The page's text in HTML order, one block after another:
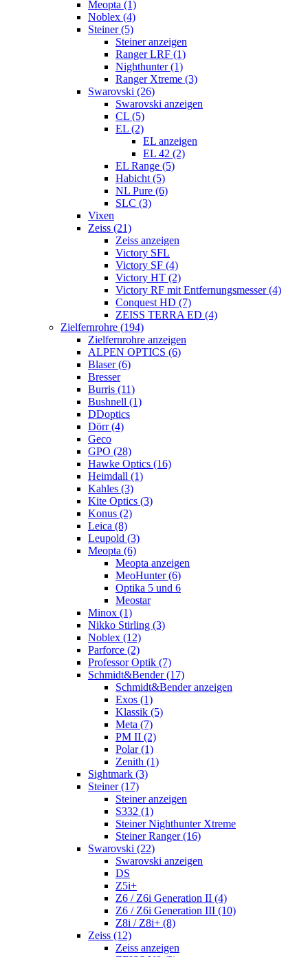
Meopta (1)
Noblex (4)
Steiner (5)
Steiner anzeigen
Ranger LRF (1)
Nighthunter (1)
Ranger Xtreme (3)
Swarovski (26)
Swarovski anzeigen
CL (5)
EL (2)
EL anzeigen
EL 42 (2)
EL Range (5)
Habicht (5)
NL Pure (6)
SLC (3)
Vixen
Zeiss (21)
Zeiss anzeigen
Victory SFL
Victory SF (4)
Victory HT (2)
Victory RF mit Entfernungsmesser (4)
Conquest HD (7)
ZEISS TERRA ED (4)
Zielfernrohre (194)
Zielfernrohre anzeigen
ALPEN OPTICS (6)
Blaser (6)
Bresser
Burris (11)
Bushnell (1)
DDoptics
Dörr (4)
Geco
GPO (28)
Hawke Optics (16)
Heimdall (1)
Kahles (3)
Kite Optics (3)
Konus (2)
Leica (8)
Leupold (3)
Meopta (6)
Meopta anzeigen
MeoHunter (6)
Optika 5 und 6
Meostar
Minox (1)
Nikko Stirling (3)
Noblex (12)
Parforce (2)
Professor Optik (7)
Schmidt&Bender (17)
Schmidt&Bender anzeigen
Exos (1)
Klassik (5)
Meta (7)
PM II (2)
Polar (1)
Zenith (1)
Sightmark (3)
Steiner (17)
Steiner anzeigen
S332 (1)
Steiner Nighthunter Xtreme
Steiner Ranger (16)
Swarovski (22)
Swarovski anzeigen
DS
Z5i+
Z6 / Z6i Generation II (4)
Z6 / Z6i Generation III (10)
Z8i / Z8i+ (8)
Zeiss (12)
Zeiss anzeigen